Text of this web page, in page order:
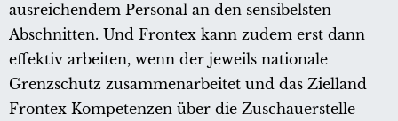
ausreichendem Personal an den sensibelsten
Abschnitten. Und Frontex kann zudem erst dann
effektiv arbeiten, wenn der jeweils nationale
Grenzschutz zusammenarbeitet und das Zielland
Frontex Kompetenzen über die Zuschauerstelle